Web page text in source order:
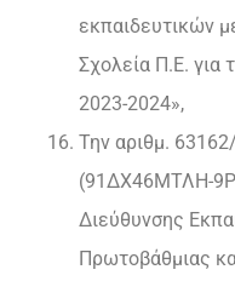
εκπαιδευτικών
Σχολεία Π.Ε. για
2023-2024»,
Την αριθμ.
(91ΔΧ46ΜΤΛΗ-
Διεύθυνσης
Πρωτοβάθμιας